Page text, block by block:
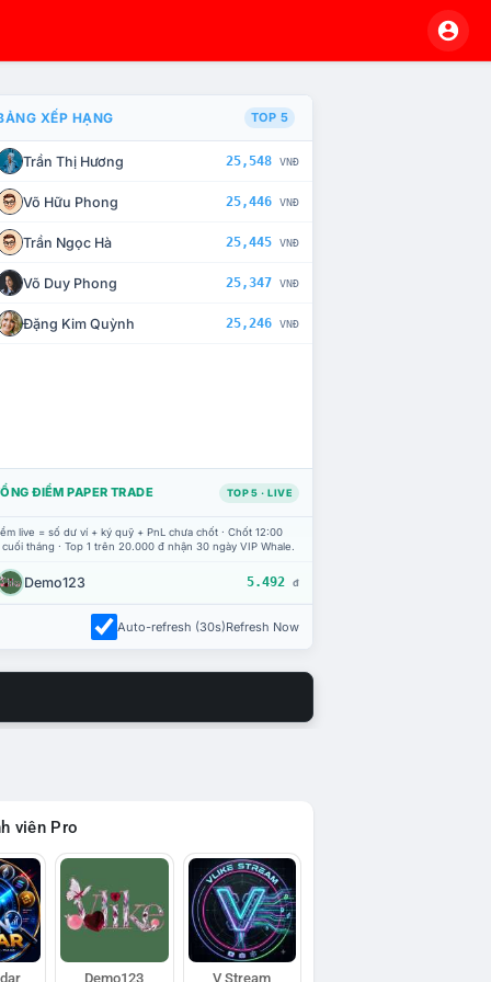
CHẾ TÀI XỬ LÝ VI PHẠM
XẾP HẠNG TOP 5
Trần Thị Hương 25,548 VNĐ
Võ Hữu Phong 25,446 VNĐ
Trần Ngọc Hà 25,445 VNĐ
Võ Duy Phong 25,347 VNĐ
Đặng Kim Quỳnh 25,246 VNĐ
ĐIỂM PAPER TRADE TOP 5 · LIVE
live = số dư ví + ký quỹ + PnL chưa chốt · Chốt 12:00
tháng · Top 1 trên 20.000 đ nhận 30 ngày VIP Whale.
Demo123 5.492 đ
Auto-refresh (30s)Refresh Now
viên Pro
Demo123 V Stream